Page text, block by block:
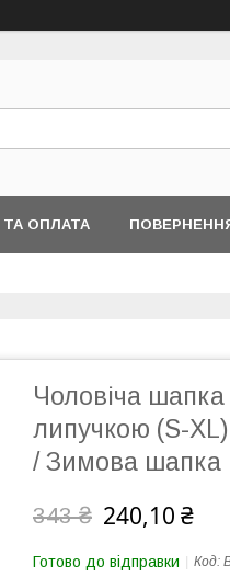
ОПЛАТА
Чоловіча
липучкою (S-
/ Зимова шапка
343 ₴ 240,10 ₴
Готово до відправки Код: